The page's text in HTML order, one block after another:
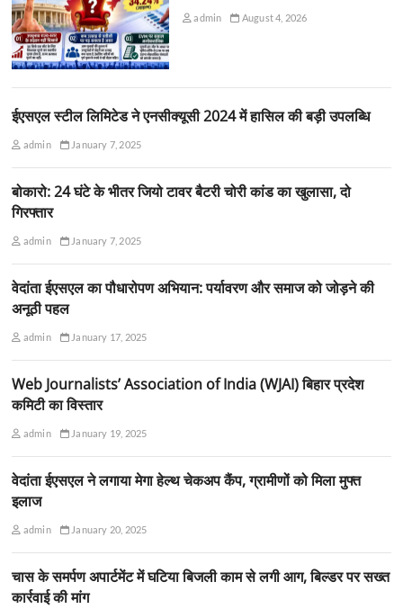
admin August 4, 2026
ईएसएल स्टील लिमिटेड ने एनसीक्यूसी 2024 में हासिल की बड़ी उपलब्धि
admin January 7, 2025
बोकारो: 24 घंटे के भीतर जियो टावर बैटरी चोरी कांड का खुलासा, दो
गिरफ्तार
admin January 7, 2025
वेदांता ईएसएल का पौधारोपण अभियान: पर्यावरण और समाज को जोड़ने की
अनूठी पहल
admin January 17, 2025
Web Journalists’ Association of India (WJAI) बिहार प्रदेश
कमिटी का विस्तार
admin January 19, 2025
वेदांता ईएसएल ने लगाया मेगा हेल्थ चेकअप कैंप, ग्रामीणों को मिला मुफ्त
इलाज
admin January 20, 2025
चास के समर्पण अपार्टमेंट में घटिया बिजली काम से लगी आग, बिल्डर पर सख्त
कार्रवाई की मांग